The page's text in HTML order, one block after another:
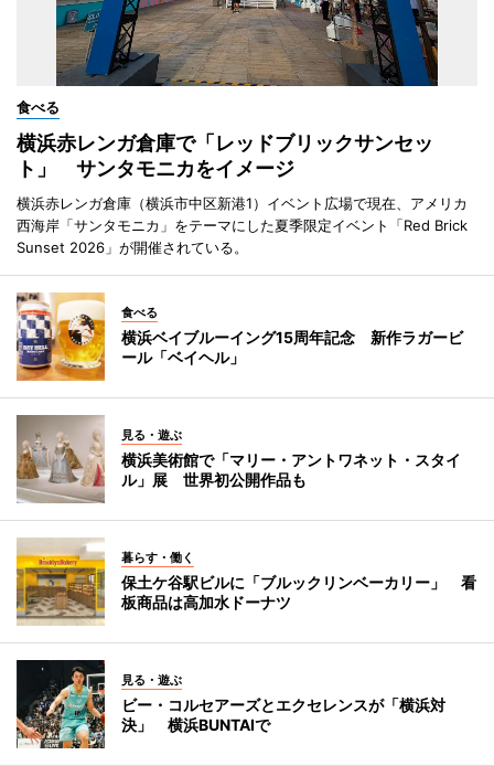
食べる
横浜赤レンガ倉庫で「レッドブリックサンセッ
ト」 サンタモニカをイメージ
横浜赤レンガ倉庫（横浜市中区新港1）イベント広場で現在、アメリカ
西海岸「サンタモニカ」をテーマにした夏季限定イベント「Red Brick
Sunset 2026」が開催されている。
食べる
横浜ベイブルーイング15周年記念 新作ラガービ
ール「ベイヘル」
見る・遊ぶ
横浜美術館で「マリー・アントワネット・スタイ
ル」展 世界初公開作品も
暮らす・働く
保土ケ谷駅ビルに「ブルックリンベーカリー」 看
板商品は高加水ドーナツ
見る・遊ぶ
ビー・コルセアーズとエクセレンスが「横浜対
決」 横浜BUNTAIで